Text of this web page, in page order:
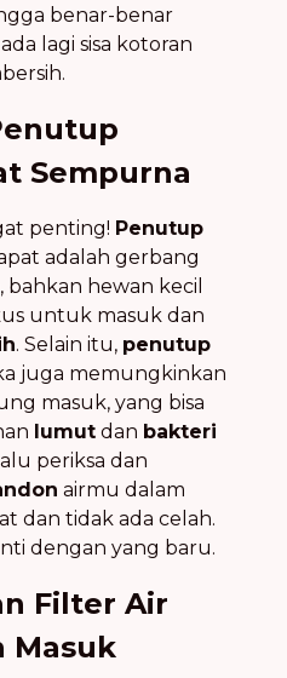
benar-benar
lagi sisa kotoran
Sempurna
penting! Penutup
adalah gerbang
bahkan hewan kecil
untuk masuk dan
. Selain itu, penutup
juga memungkinkan
masuk, yang bisa
lumut dan bakteri
periksa dan
airmu dalam
dan tidak ada celah.
dengan yang baru.
Filter Air
Masuk